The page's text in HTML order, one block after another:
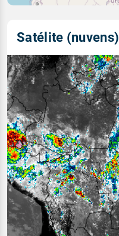
Satélite (nuvens)